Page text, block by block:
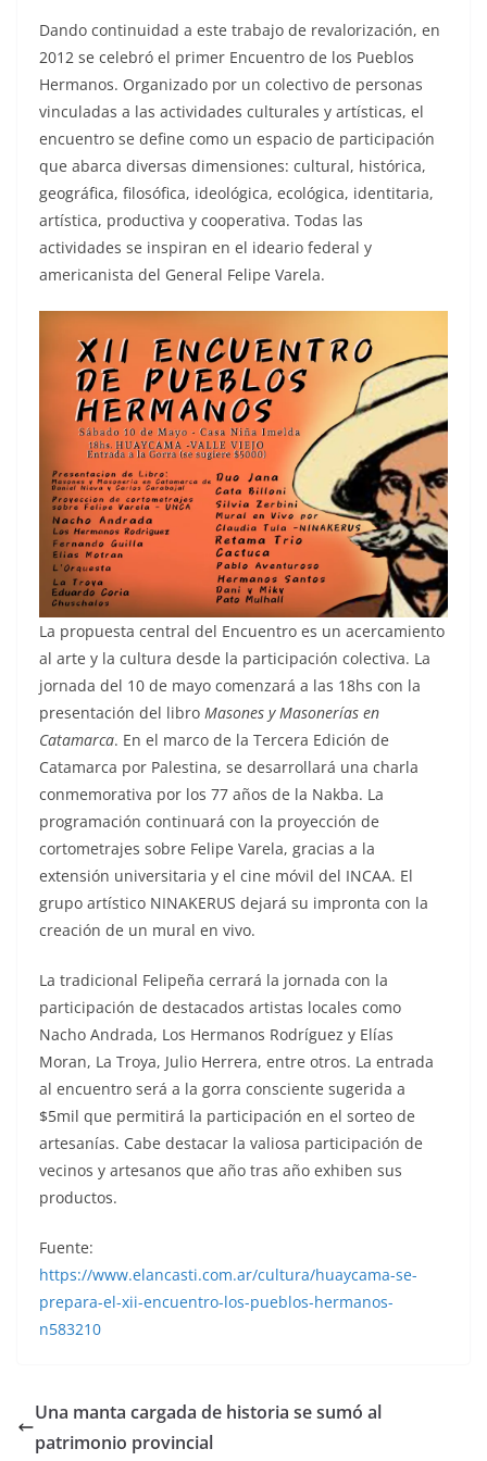
Dando continuidad a este trabajo de revalorización, en
2012 se celebró el primer Encuentro de los Pueblos
Hermanos. Organizado por un colectivo de personas
vinculadas a las actividades culturales y artísticas, el
encuentro se define como un espacio de participación
que abarca diversas dimensiones: cultural, histórica,
geográfica, filosófica, ideológica, ecológica, identitaria,
artística, productiva y cooperativa. Todas las
actividades se inspiran en el ideario federal y
americanista del General Felipe Varela.
La propuesta central del Encuentro es un acercamiento
al arte y la cultura desde la participación colectiva. La
jornada del 10 de mayo comenzará a las 18hs con la
presentación del libro Masones y Masonerías en
Catamarca. En el marco de la Tercera Edición de
Catamarca por Palestina, se desarrollará una charla
conmemorativa por los 77 años de la Nakba. La
programación continuará con la proyección de
cortometrajes sobre Felipe Varela, gracias a la
extensión universitaria y el cine móvil del INCAA. El
grupo artístico NINAKERUS dejará su impronta con la
creación de un mural en vivo.
La tradicional Felipeña cerrará la jornada con la
participación de destacados artistas locales como
Nacho Andrada, Los Hermanos Rodríguez y Elías
Moran, La Troya, Julio Herrera, entre otros. La entrada
al encuentro será a la gorra consciente sugerida a
$5mil que permitirá la participación en el sorteo de
artesanías. Cabe destacar la valiosa participación de
vecinos y artesanos que año tras año exhiben sus
productos.
Fuente:
https://www.elancasti.com.ar/cultura/huaycama-se-
prepara-el-xii-encuentro-los-pueblos-hermanos-
n583210
Una manta cargada de historia se sumó al
patrimonio provincial